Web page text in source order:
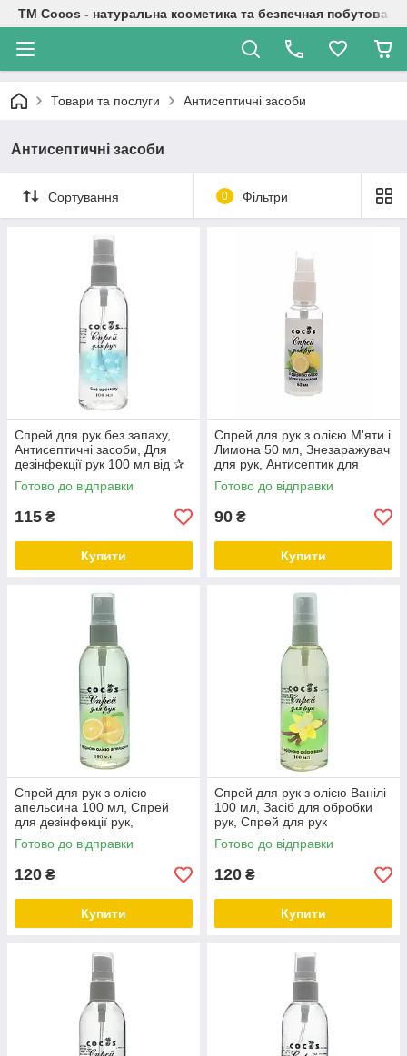
TM Cocos - натуральна косметика та безпечная побутова
Товари та послуги Антисептичні засоби
Антисептичні засоби
Сортування 0 Фільтри
Спрей для рук без запаху,
Антисептичні засоби, Для
дезінфекції рук 100 мл від ✰
ТМ Cocos
Готово до відправки
115 ₴
Купити
Спрей для рук з олією М'яти і
Лимона 50 мл, Знезаражувач
для рук, Антисептик для
дезінфекції рук ТМ Cocos
Готово до відправки
90 ₴
Купити
Спрей для рук з олією
апельсина 100 мл, Спрей
для дезінфекції рук,
Антисептик для шкіри,
Дезінфікуючий спрей для рук
Готово до відправки
120 ₴
Купити
Спрей для рук з олією Ванілі
100 мл, Засіб для обробки
рук, Спрей для рук
антисептичний із гліцерином
ТМ Cocos
Готово до відправки
120 ₴
Купити